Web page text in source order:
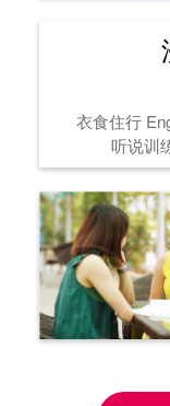
衣食住行
听说训